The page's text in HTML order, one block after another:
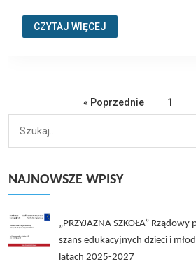
CZYTAJ WIĘCEJ
« Poprzednie 1
NAJNOWSZE WPISY
„PRZYJAZNA SZKOŁA”
szans edukacyjnych dzieci i
latach 2025-2027